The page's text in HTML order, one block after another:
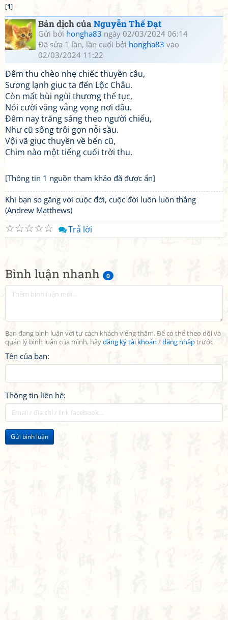
Bình luận nhanh 0
Bạn đang bình luận với tư cách khách viếng thăm. Để có thể theo dõi và
quản lý bình luận của mình, hãyđăng ký tài khoản /đăng nhậptrước.
Tên của bạn:
Thông tin liên hệ:
Gửi bình luận
[1]
Bản dịch củaNguyễn Thế Đạt
Gửi bởi hongha83 ngày 02/03/2024 06:14
Đã sửa 1 lần, lần cuối bởi hongha83 vào
02/03/2024 11:22
Đêm thu chèo nhẹ chiếc thuyền câu,
Sương lạnh giục ta đến Lộc Châu.
Còn mất bùi ngùi thương thế tục,
Nói cười văng vẳng vọng nơi đâu.
Đêm nay trăng sáng theo người chiếu,
Như cũ sông trôi gợn nỗi sầu.
Vội vã giục thuyền về bến cũ,
Chim nào một tiếng cuối trời thu.
[Thông tin 1 nguồn tham khảo đã được ẩn]
Khi bạn so găng với cuộc đời, cuộc đời luôn luôn thắng
(Andrew Matthews)
☆
☆
☆
☆
☆ Trả lời